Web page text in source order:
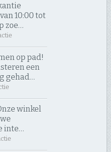
10:00 tot
zoe…
op pad!
een
gehad…
winkel
inte…